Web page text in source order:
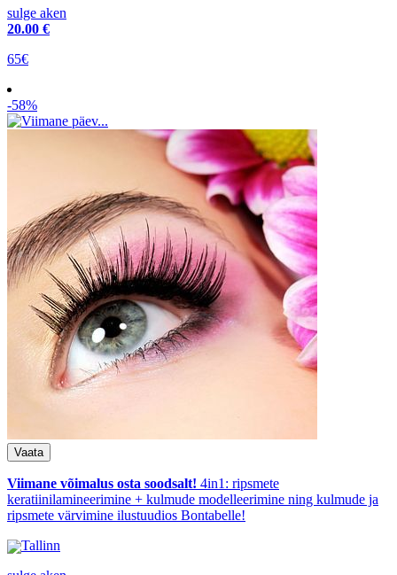
sulge aken
20.00 €
65€
-58%
Viimane võimalus osta soodsalt! 4in1: ripsmete
keratiinilamineerimine + kulmude modelleerimine ning kulmude ja
ripsmete värvimine ilustuudios Bontabelle!
Tallinn